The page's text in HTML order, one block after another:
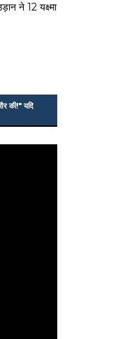
ने 12 यक्ष्मा
की!" यदि